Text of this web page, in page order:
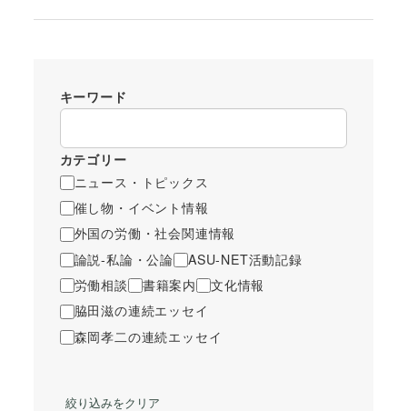
キーワード
カテゴリー
ニュース・トピックス
催し物・イベント情報
外国の労働・社会関連情報
論説-私論・公論
ASU-NET活動記録
労働相談
書籍案内
文化情報
脇田滋の連続エッセイ
森岡孝二の連続エッセイ
絞り込みをクリア